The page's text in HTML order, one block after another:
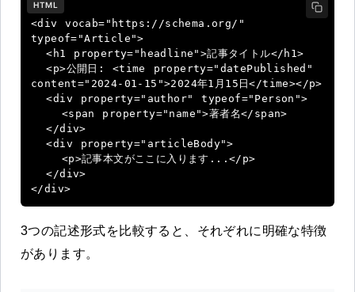
HTML
<div vocab="https://schema.org/"
typeof="Article">
  <h1 property="headline">記事タイトル</h1>
  <p>公開日: <time property="datePublished"
content="2024-01-15">2024年1月15日</time></p>
  <div property="author" typeof="Person">
  </div>
  <div property="articleBody">
  </div>
</div>
3つの記述形式を比較すると、それぞれに明確な特徴
があります。